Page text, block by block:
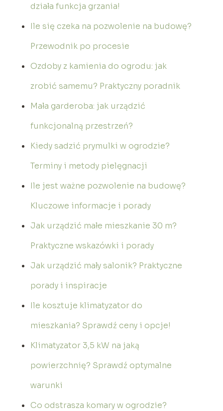
działa funkcja grzania!
Ile się czeka na pozwolenie na budowę?
Przewodnik po procesie
Ozdoby z kamienia do ogrodu: jak
zrobić samemu? Praktyczny poradnik
Mała garderoba: jak urządzić
funkcjonalną przestrzeń?
Kiedy sadzić prymulki w ogrodzie?
Terminy i metody pielęgnacji
Ile jest ważne pozwolenie na budowę?
Kluczowe informacje i porady
Jak urządzić małe mieszkanie 30 m?
Praktyczne wskazówki i porady
Jak urządzić mały salonik? Praktyczne
porady i inspiracje
Ile kosztuje klimatyzator do
mieszkania? Sprawdź ceny i opcje!
Klimatyzator 3,5 kW na jaką
powierzchnię? Sprawdź optymalne
warunki
Co odstrasza komary w ogrodzie?